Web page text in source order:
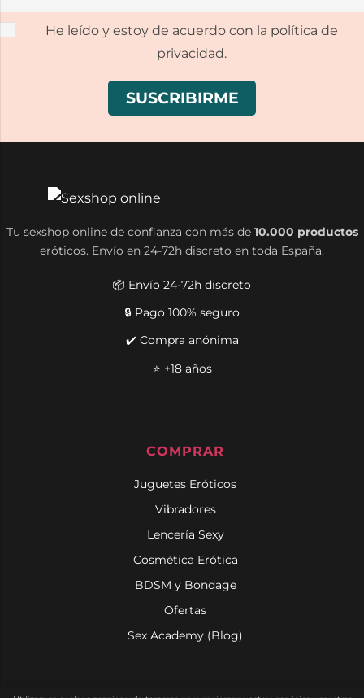
He leído y estoy de acuerdo con la política de
privacidad.
Tu sexshop online de confianza con más de 10.000 productos
eróticos. Envío en 24-72h discreto en toda España.
📦 Envío 24-72h discreto
🔒 Pago 100% seguro
✔️ Compra anónima
⭐ +18 años
COMPRAR
Juguetes Eróticos
Vibradores
Lencería Sexy
Cosmética Erótica
BDSM y Bondage
Ofertas
Sex Academy (Blog)